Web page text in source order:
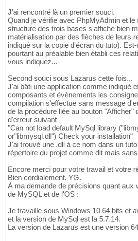
J'ai rencontré là un premier souci.
Quand je vérifie avec PhpMyAdmin et le
structure des trois bases s'affiche bien
matérialisation par des flèches de leurs
indiqué sur la copie d'écran du tuto).
pourtant au préalable bien établi ces
vous indiquez...
Second souci sous Lazarus cette fois...
J'ai bâti une application comme indiqué
composants et évènements les
compilation s'effectue sans message
de la procédure liée au bouton "Afficher"
d'erreur suivant
"Can not load default MySql library
or"libmysql.dll") Check your installation"
J'ai trouvé une .dll à ce nom dans un
répertoire du projet comme dit mais
Encore merci pour votre travail et votre
Bien cordialement. YG.
À ma demande de précisions quant aux
de MySQL et de l'OS :
Je travaille sous Windows 10 64 bits et
et la version de MySql est la 5.7.14.
La version de Lazarus est une version